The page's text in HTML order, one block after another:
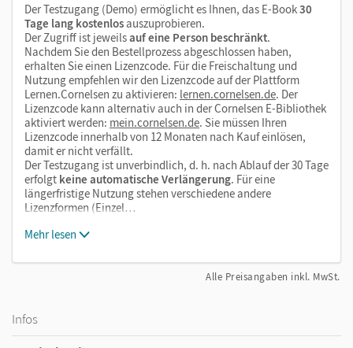
Der Testzugang (Demo) ermöglicht es Ihnen, das E-Book30
Tage lang kostenlosauszuprobieren.
Der Zugriff ist jeweilsauf eine Person beschränkt.
Nachdem Sie den Bestellprozess abgeschlossen haben,
erhalten Sie einen Lizenzcode. Für die Freischaltung und
Nutzung empfehlen wir den Lizenzcode auf der Plattform
Lernen.Cornelsen zu aktivieren: lernen.cornelsen.de. Der
Lizenzcode kann alternativ auch in der Cornelsen E-Bibliothek
aktiviert werden: mein.cornelsen.de. Sie müssen Ihren
Lizenzcode innerhalb von 12 Monaten nach Kauf einlösen,
damit er nicht verfällt.
Der Testzugang ist unverbindlich, d. h. nach Ablauf der 30 Tage
erfolgt keine automatische Verlängerung. Für eine
längerfristige Nutzung stehen verschiedene andere
Lizenzformen (Einzel…
Mehr lesen
Alle Preisangaben inkl. MwSt.
Infos